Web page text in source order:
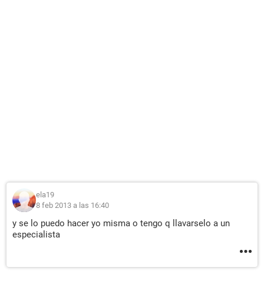
ela19
8 feb 2013 a las 16:40
y se lo puedo hacer yo misma o tengo q llavarselo a un
especialista